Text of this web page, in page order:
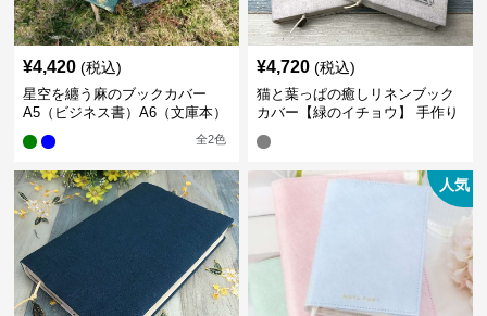
¥4,420 (税込)
星空を纏う麻のブックカバー
A5（ビジネス書）A6（文庫本）
全2色
¥4,720 (税込)
猫と葉っぱの癒しリネンブック
カバー【緑のイチョウ】 手作り
人気